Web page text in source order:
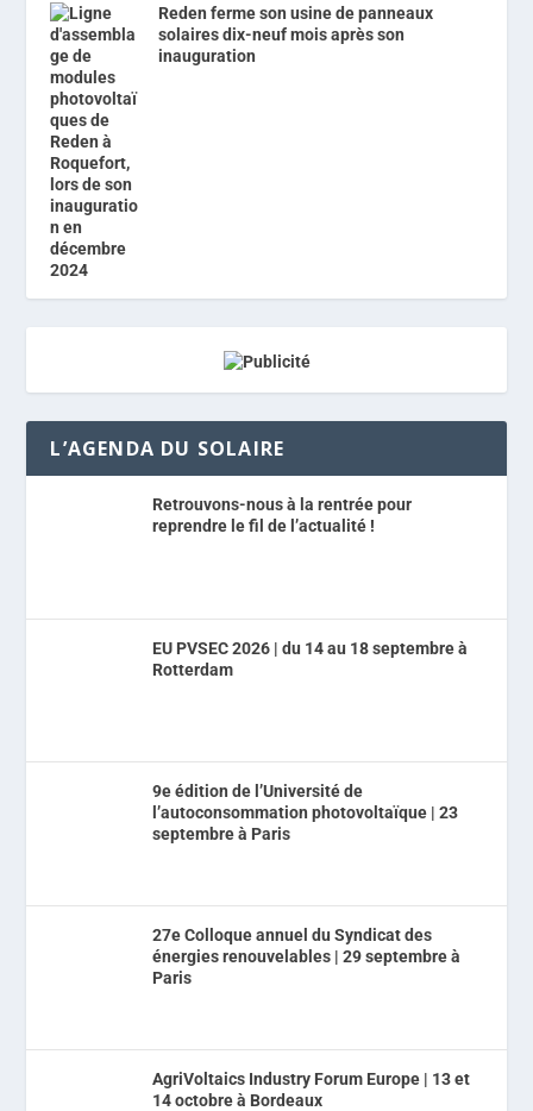
Reden ferme son usine de panneaux
solaires dix-neuf mois après son
inauguration
L’AGENDA DU SOLAIRE
Retrouvons-nous à la rentrée pour
reprendre le fil de l’actualité !
EU PVSEC 2026 | du 14 au 18 septembre à
Rotterdam
9e édition de l’Université de
l’autoconsommation photovoltaïque | 23
septembre à Paris
27e Colloque annuel du Syndicat des
énergies renouvelables | 29 septembre à
Paris
AgriVoltaics Industry Forum Europe | 13 et
14 octobre à Bordeaux